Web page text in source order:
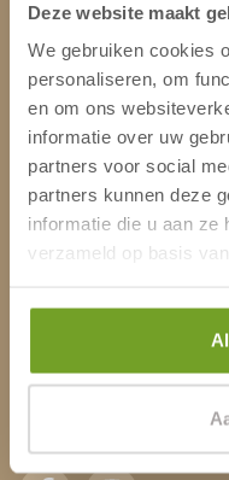
Deze website maakt
We gebruiken cookies
personaliseren, om
en om ons
informatie over uw
partners voor social
partners kunnen deze
informatie die u aan ze
verzameld op basis
Werken bij Hotel in
Adres
Rijckert Aertszweg 50
1949 BD Wijk aan Zee
Nederland
KVK-nummer:
Btw-nummer: